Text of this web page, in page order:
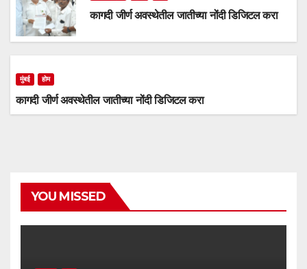
कागदी जीर्ण अवस्थेतील जातीच्या नोंदी डिजिटल करा
मुंबई होम
कागदी जीर्ण अवस्थेतील जातीच्या नोंदी डिजिटल करा
YOU MISSED